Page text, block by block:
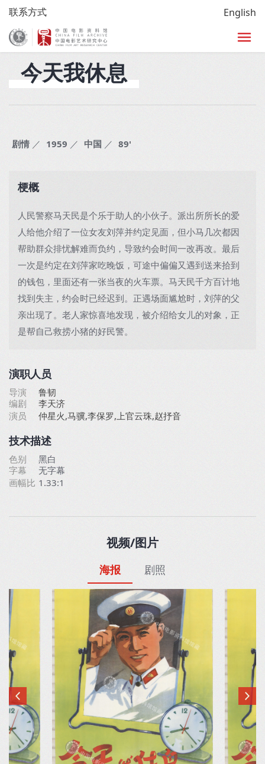
联系方式 English
首页 >馆藏>电影目录查询
今天我休息
剧情 ／ 1959 ／ 中国 ／ 89'
梗概
人民警察马天民是个乐于助人的小伙子。派出所所长的爱
人给他介绍了一位女友刘萍并约定见面，但小马几次都因
帮助群众排忧解难而负约，导致约会时间一改再改。最后
一次是约定在刘萍家吃晚饭，可途中偏偏又遇到送来拾到
的钱包，里面还有一张当夜的火车票。马天民千方百计地
找到失主，约会时已经迟到。正遇场面尴尬时，刘萍的父
亲出现了。老人家惊喜地发现，被介绍给女儿的对象，正
是帮自己救捞小猪的好民警。
演职人员
导演
鲁韧
编剧
李天济
演员
仲星火,马骥,李保罗,上官云珠,赵抒音
技术描述
色别
黑白
字幕
无字幕
画幅比 1.33:1
视频/图片
海报 剧照